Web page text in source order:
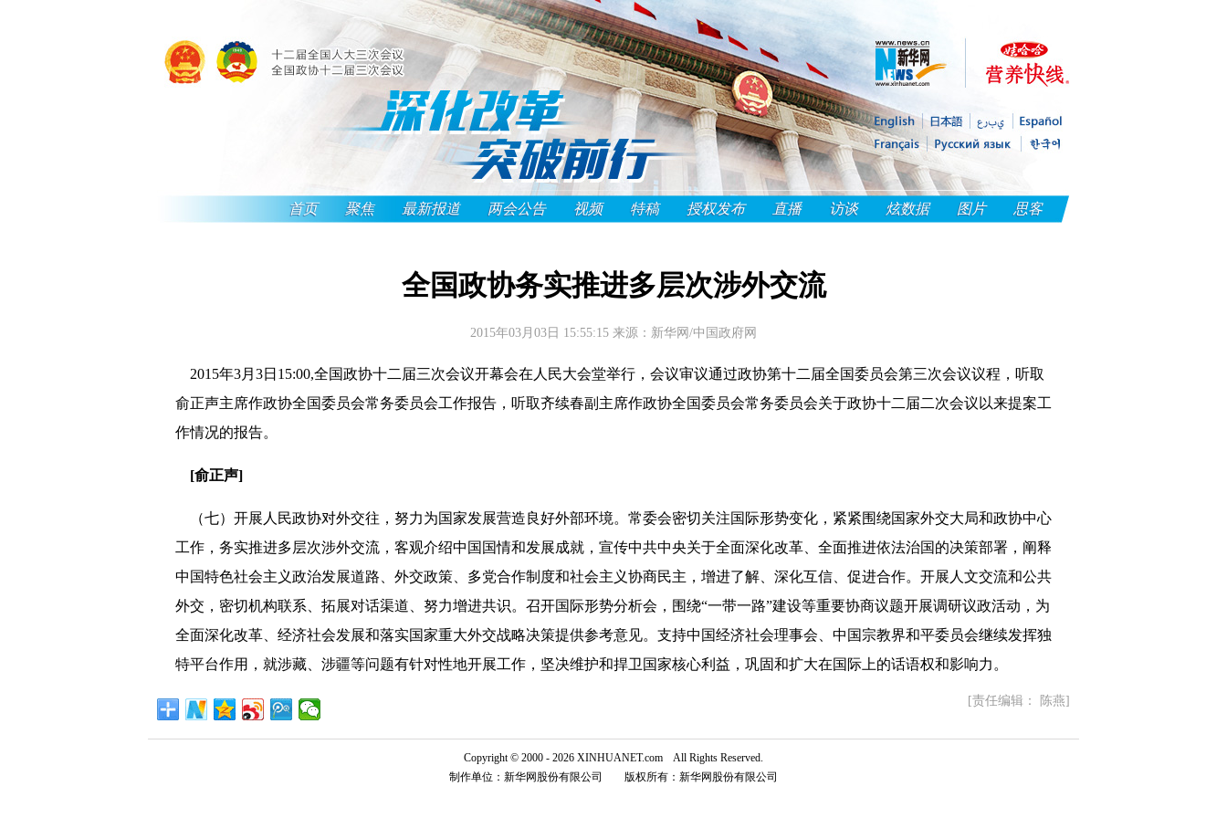
首页 聚焦 最新报道 两会公告 视频 特稿 授权发布 直播 访谈 炫数据 图片 思客
全国政协务实推进多层次涉外交流
2015年03月03日 15:55:15 来源：新华网/中国政府网
2015年3月3日15:00,全国政协十二届三次会议开幕会在人民大会堂举行，会议审议通过政协第十二届全国委员会第三次会议议程，听取
俞正声主席作政协全国委员会常务委员会工作报告，听取齐续春副主席作政协全国委员会常务委员会关于政协十二届二次会议以来提案工
作情况的报告。
[俞正声]
（七）开展人民政协对外交往，努力为国家发展营造良好外部环境。常委会密切关注国际形势变化，紧紧围绕国家外交大局和政协中心
工作，务实推进多层次涉外交流，客观介绍中国国情和发展成就，宣传中共中央关于全面深化改革、全面推进依法治国的决策部署，阐释
中国特色社会主义政治发展道路、外交政策、多党合作制度和社会主义协商民主，增进了解、深化互信、促进合作。开展人文交流和公共
外交，密切机构联系、拓展对话渠道、努力增进共识。召开国际形势分析会，围绕“一带一路”建设等重要协商议题开展调研议政活动，为
全面深化改革、经济社会发展和落实国家重大外交战略决策提供参考意见。支持中国经济社会理事会、中国宗教界和平委员会继续发挥独
特平台作用，就涉藏、涉疆等问题有针对性地开展工作，坚决维护和捍卫国家核心利益，巩固和扩大在国际上的话语权和影响力。
[责任编辑： 陈燕]
Copyright © 2000 - 2026 XINHUANET.com All Rights Reserved.
制作单位：新华网股份有限公司 版权所有：新华网股份有限公司